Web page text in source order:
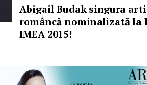
Abigail Budak singura
româncă nominalizată la
IMEA 2015!